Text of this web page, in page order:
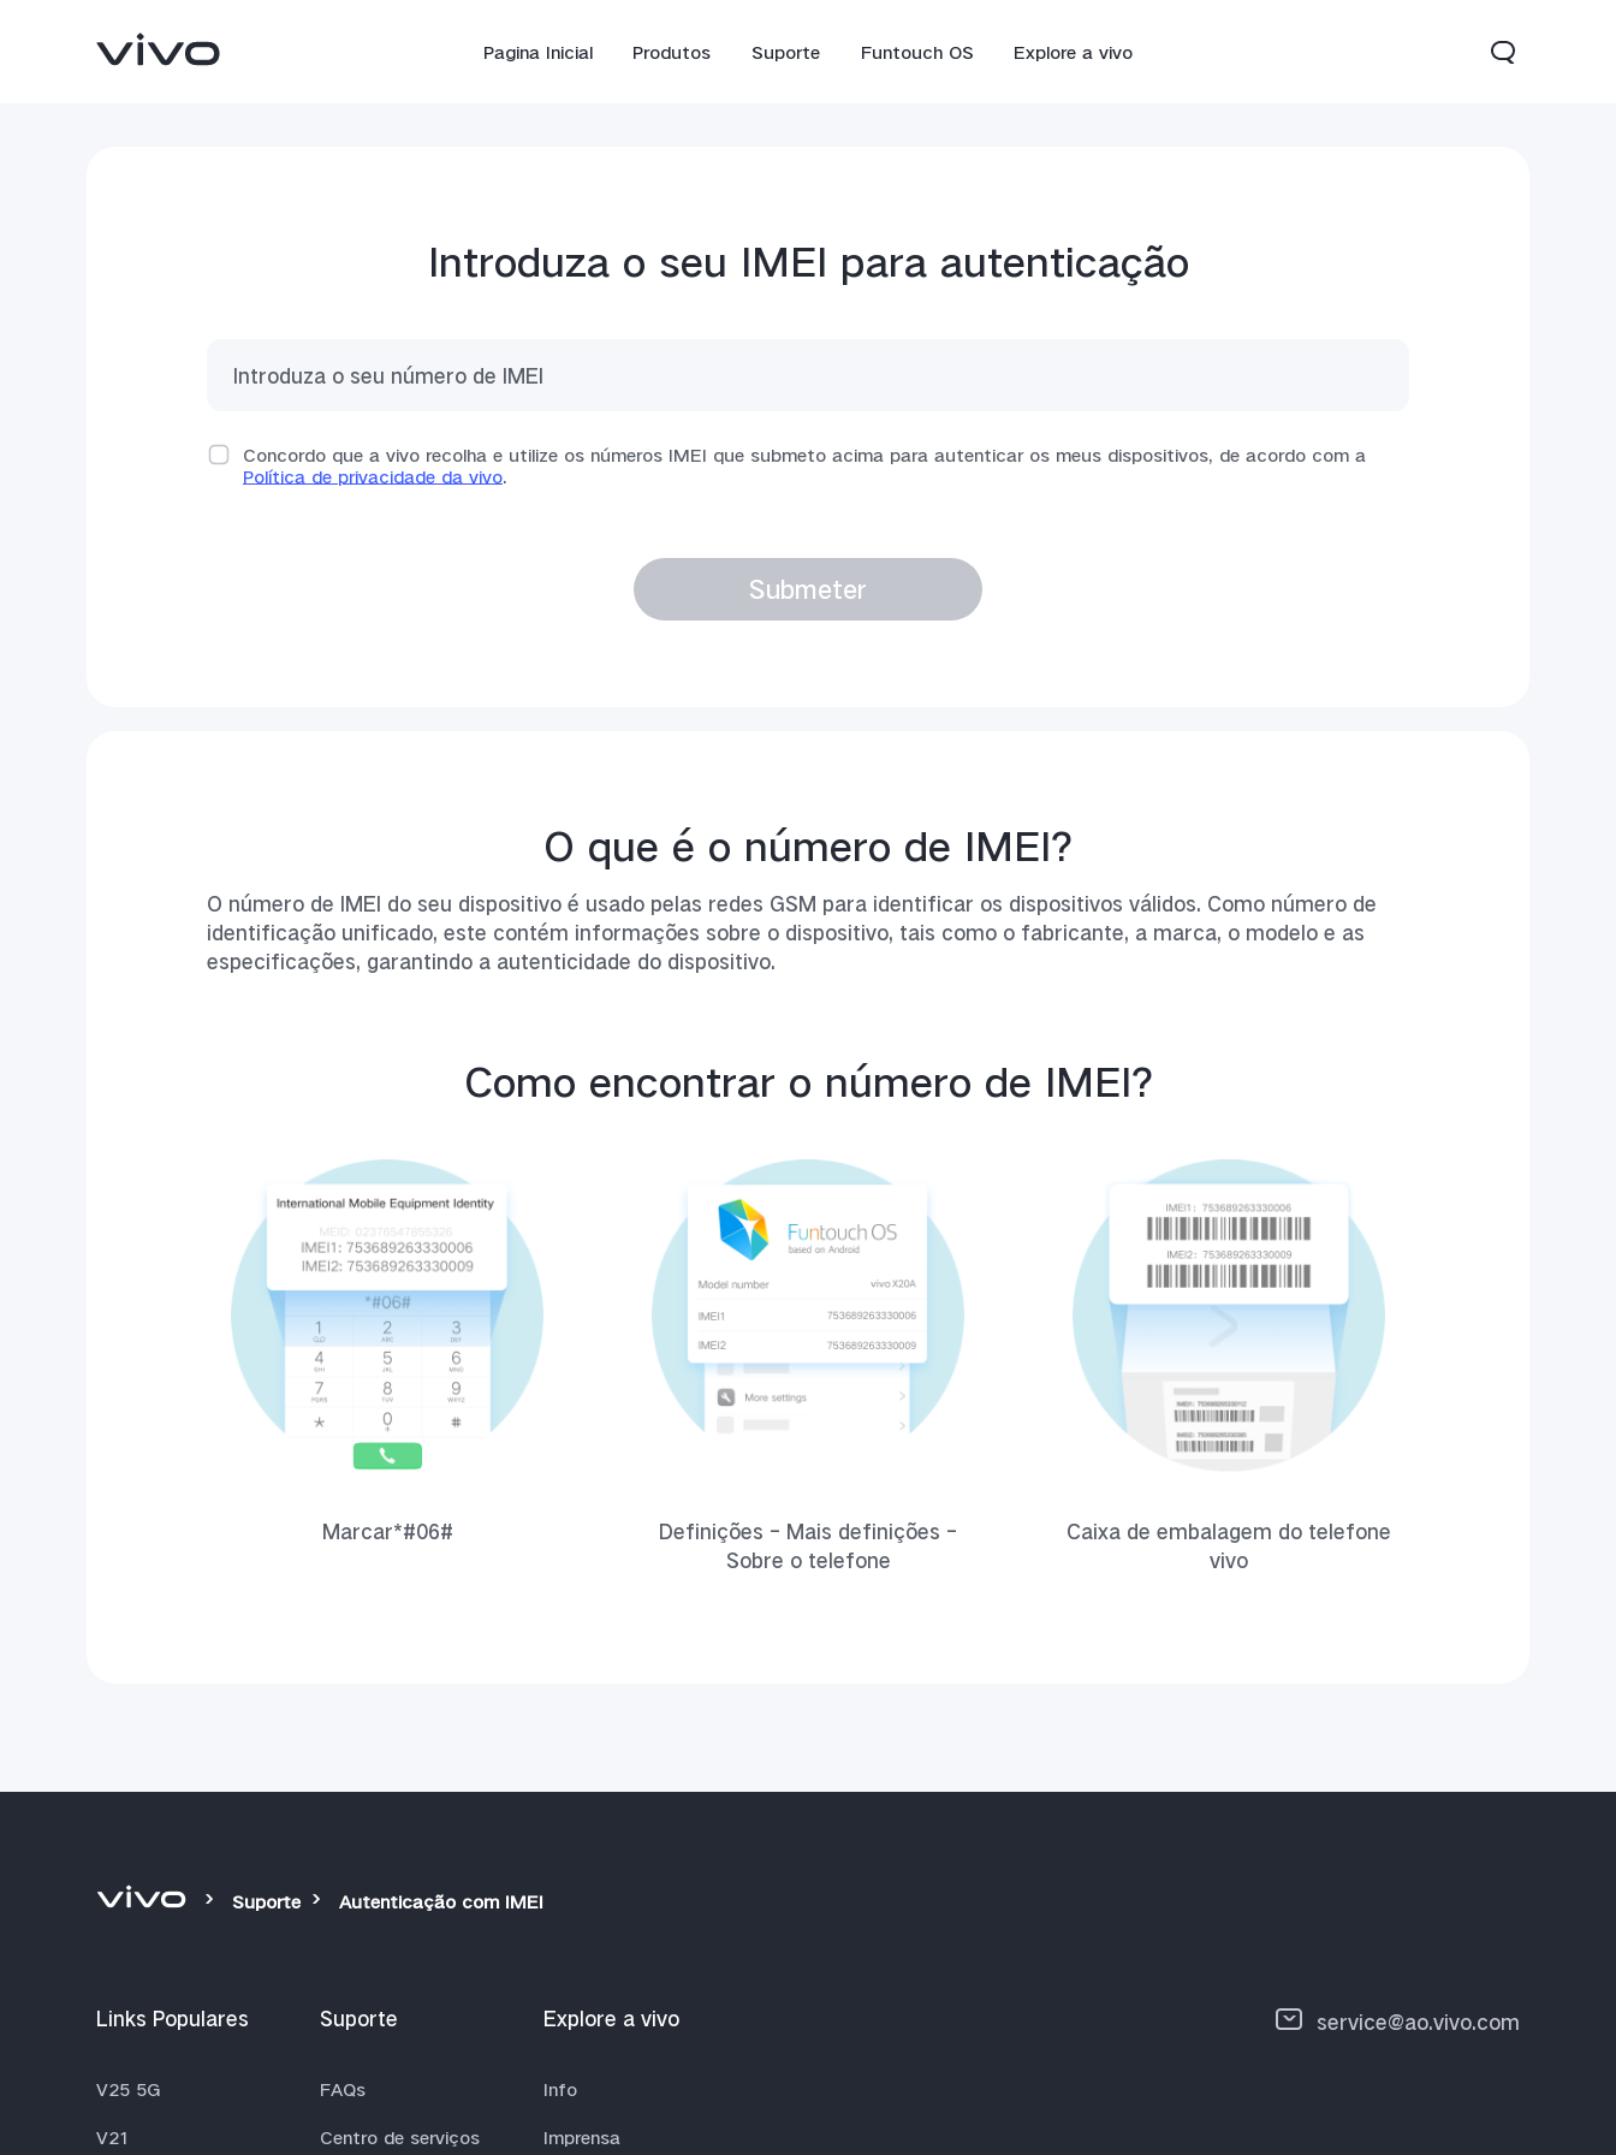
Pagina Inicial Produtos Suporte Funtouch OS Explore a vivo
Introduza o seu IMEI para autenticação
Concordo que a vivo recolha e utilize os números IMEI que submeto acima para autenticar os meus dispositivos, de acordo com a
Política de privacidade da vivo
Submeter
O que é o número de IMEI?
O número de IMEI do seu dispositivo é usado pelas redes GSM para identificar os dispositivos válidos. Como número de
identificação unificado, este contém informações sobre o dispositivo, tais como o fabricante, a marca, o modelo e as
especificações, garantindo a autenticidade do dispositivo.
Como encontrar o número de IMEI?
Marcar*#06#
Definições - Mais definições -
Sobre o telefone
Caixa de embalagem do telefone
vivo
Suporte Autenticação com IMEI
Links Populares
V25 5G
V21
Suporte
FAQs
Centro de serviços
Explore a vivo
Info
Imprensa
service@ao.vivo.com